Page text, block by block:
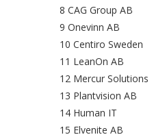
8 CAG Group AB
9 Onevinn AB
10 Centiro Sweden
11 LeanOn AB
12 Mercur Solutions
13 Plantvision AB
14 Human IT
15 Elvenite AB